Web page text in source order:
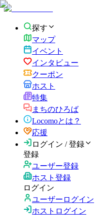
探す
マップ
イベント
インタビュー
クーポン
ホスト
特集
まちのひろば
Locomoとは？
応援
ログイン / 登録
登録
ユーザー登録
ホスト登録
ログイン
ユーザーログイン
ホストログイン